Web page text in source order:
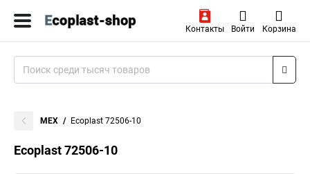
Контакты Войти Корзина
MEX Ecoplast 72506-10
Ecoplast 72506-10